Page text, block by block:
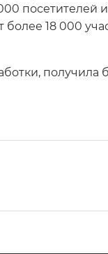
посетителей
более 18 000
получила